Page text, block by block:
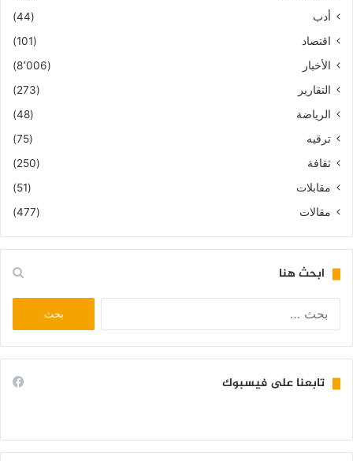
أدب
(44)
اقتصاد
(101)
الأخبار
(8٬006)
التقارير
(273)
الرياضة
(48)
ترقيه
(75)
ثقافة
(250)
مقابلات
(51)
مقالات
(477)
ابحث هنا
تابعنا على فيسبوك